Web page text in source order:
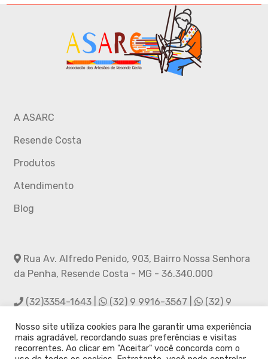
A ASARC
Resende Costa
Produtos
Atendimento
Blog
Rua Av. Alfredo Penido, 903, Bairro Nossa Senhora
da Penha, Resende Costa - MG - 36.340.000
(32)3354-1643 | (32) 9 9916-3567 |
(32) 9
asarc.rc@hotmail.com
Nosso site utiliza cookies para lhe garantir uma experiência
mais agradável, recordando suas preferências e visitas
recorrentes. Ao clicar em "Aceitar" você concorda com o